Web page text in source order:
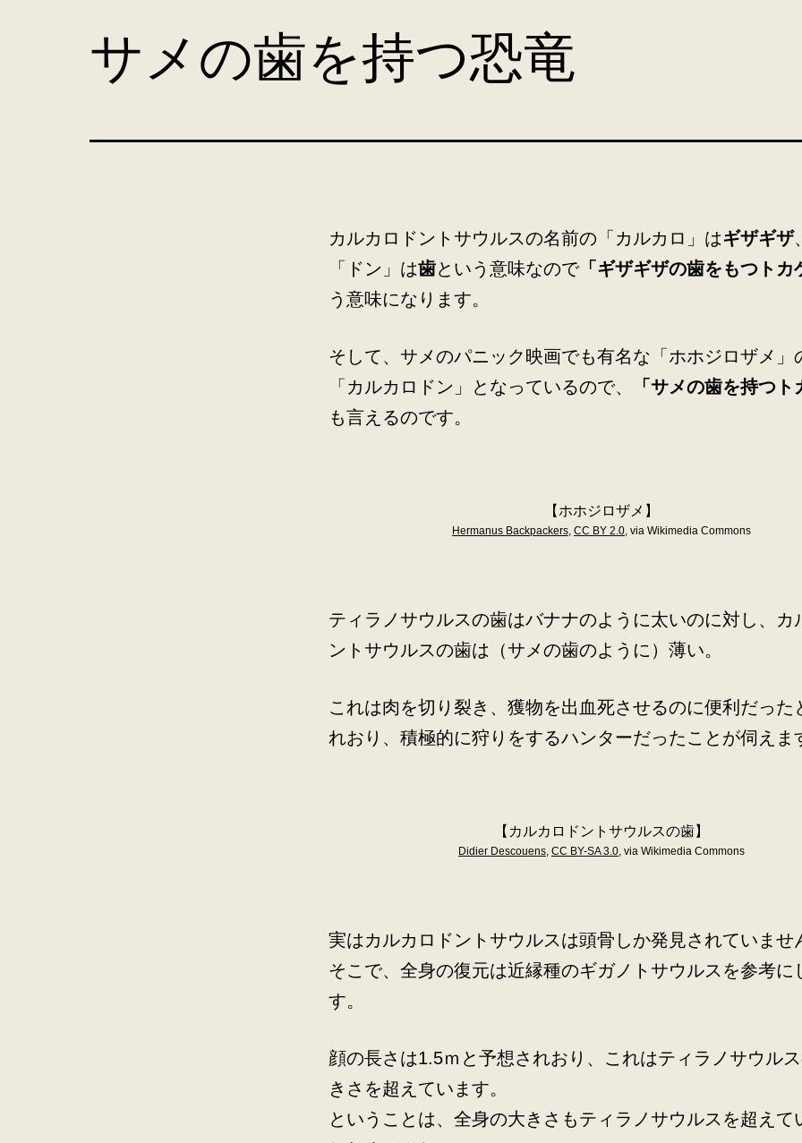
サメの歯を持つ恐竜
カルカロドントサウルスの名前の「カルカロ」はギザギザ、
「ドン」は歯という意味なので「ギザギザの歯をもつトカ
う意味になります。
そして、サメのパニック映画でも有名な「ホホジロザメ」
「カルカロドン」となっているので、
「サメの歯を持つト
も言えるのです。
【ホホジロザメ】
Hermanus Backpackers, CC BY 2.0, via Wikimedia Commons
ティラノサウルスの歯はバナナのように太いのに対し、カ
ントサウルスの歯は（サメの歯のように）薄い。
これは肉を切り裂き、獲物を出血死させるのに便利だった
れおり、積極的に狩りをするハンターだったことが伺えま
【カルカロドントサウルスの歯】
Didier Descouens, CC BY-SA 3.0, via Wikimedia Commons
実はカルカロドントサウルスは頭骨しか発見されていませ
そこで、全身の復元は近縁種のギガノトサウルスを参考に
す。
顔の長さは1.5ｍと予想されおり、これはティラノサウル
きさを超えています。
ということは、全身の大きさもティラノサウルスを超えて